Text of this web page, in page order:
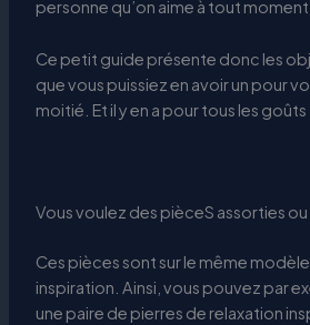
personne qu’on aime à tout
Ce petit guide présente donc les
que vous puissiez en avoir un pour
moitié. Et il y en a pour tous les goûts
Vous voulez des pièceS assorties ou
Ces pièces sont sur le même
inspiration. Ainsi, vous pouvez par
une paire de pierres de relaxation